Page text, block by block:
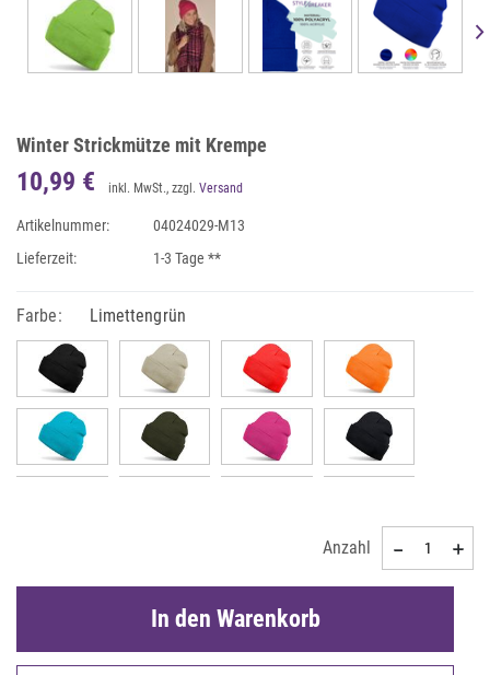
Winter Strickmütze mit Krempe
10,99 € inkl. MwSt., zzgl. Versand
Artikelnummer:
04024029-M13
Lieferzeit:
1-3 Tage **
Farbe: Limettengrün
Anzahl
In den Warenkorb